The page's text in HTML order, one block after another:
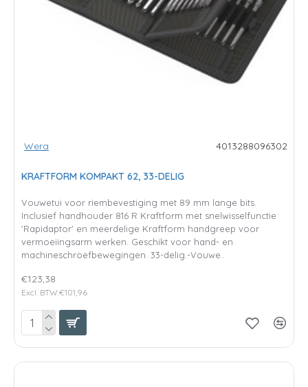
Wera 4013288096302
KRAFTFORM KOMPAKT 62, 33-DELIG
Vouwetui voor riembevestiging met 89 mm lange bits.
Inclusief handhouder 816 R Kraftform met snelwisselfunctie
'Rapidaptor' en meerdelige Kraftform handgreep voor
vermoeiingsarm werken. Geschikt voor hand- en
machineschroefbewegingen. 33-delig.-Vouwe..
€123,38
Excl. BTW:€101,96